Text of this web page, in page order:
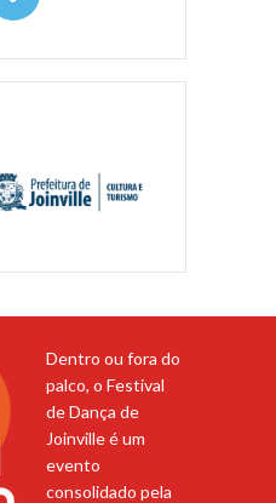
Dentro ou fora do
palco, o Festival
de Dança de
Joinville é um
evento
consolidado pela